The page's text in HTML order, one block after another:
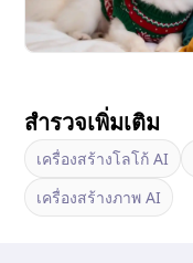
สำรวจเพิ่มเติม
เครื่องสร้างโลโก้ AI
เครื่องสร้างภาพ AI